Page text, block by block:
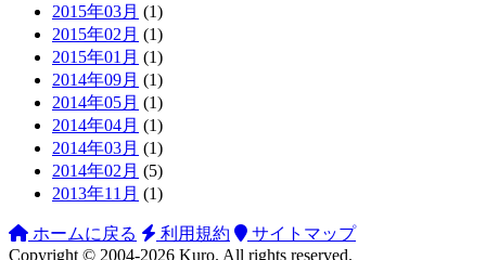
2015年03月 (1)
2015年02月 (1)
2015年01月 (1)
2014年09月 (1)
2014年05月 (1)
2014年04月 (1)
2014年03月 (1)
2014年02月 (5)
2013年11月 (1)
ホームに戻る 利用規約
サイトマップ
Copyright © 2004-2026 Kuro. All rights reserved.